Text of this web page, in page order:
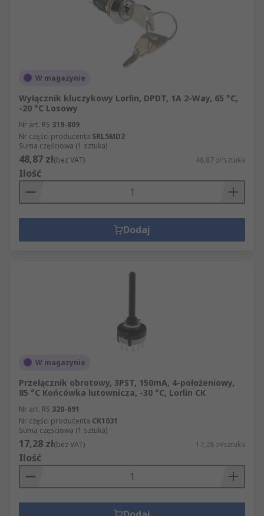
W magazynie
Wyłącznik kluczykowy Lorlin, DPDT, 1A 2-Way, 65 °C,
-20 °C Losowy
Nr art. RS 319-809
Nr części producenta SRL5MD2
Suma częściowa (1 sztuka)
48,87 zł(bez VAT) 48,87 zł/sztuka
Ilość
Dodaj
W magazynie
Przełącznik obrotowy, 3PST, 150mA, 4-położeniowy,
85 °C Końcówka lutownicza, -30 °C, Lorlin CK
Nr art. RS 320-691
Nr części producenta CK1031
Suma częściowa (1 sztuka)
17,28 zł(bez VAT) 17,28 zł/sztuka
Ilość